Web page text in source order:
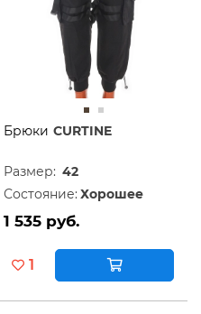
Брюки CURTINE
Размер: 42
Состояние: Хорошее
1 535 руб.
1